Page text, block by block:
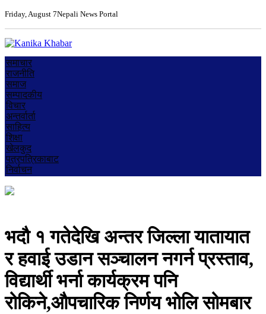
Friday, August 7Nepali News Portal
समाचार
राजनीति
समाज
सम्पादकीय
विचार
अन्तर्वार्ता
साहित्य
शिक्षा
खेलकुद
पत्रपत्रिकाबाट
निर्वाचन
भदौ १ गतेदेखि अन्तर जिल्ला यातायात
र हवाई उडान सञ्चालन नगर्न प्रस्ताव,
विद्यार्थी भर्ना कार्यक्रम पनि
रोकिने,औपचारिक निर्णय भोलि सोमबार